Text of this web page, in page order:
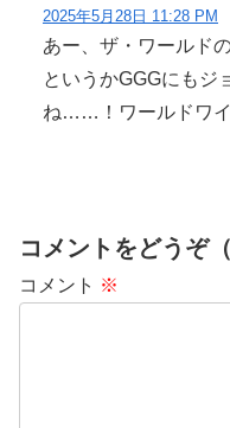
2025年5月28日 11:28 PM
あー、ザ・ワールド
というかGGGにもジ
ね……！ワールドワ
コメントをどうぞ
コメント ※